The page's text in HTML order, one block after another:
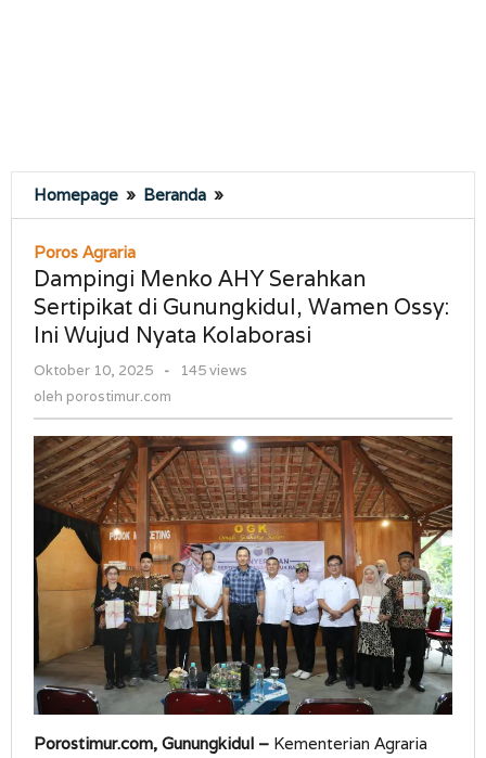
Homepage » Beranda »
Menko
Serahkan
Sertipikat
di
Gunungkidul,
Wujud
Nyata
Kolaborasi
Poros Agraria
Dampingi Menko AHY Serahkan
Sertipikat di Gunungkidul, Wamen Ossy:
Ini Wujud Nyata Kolaborasi
Oktober 10, 2025
oleh
-
145 views
oleh porostimur.com
Porostimur.com, Gunungkidul – Kementerian Agraria